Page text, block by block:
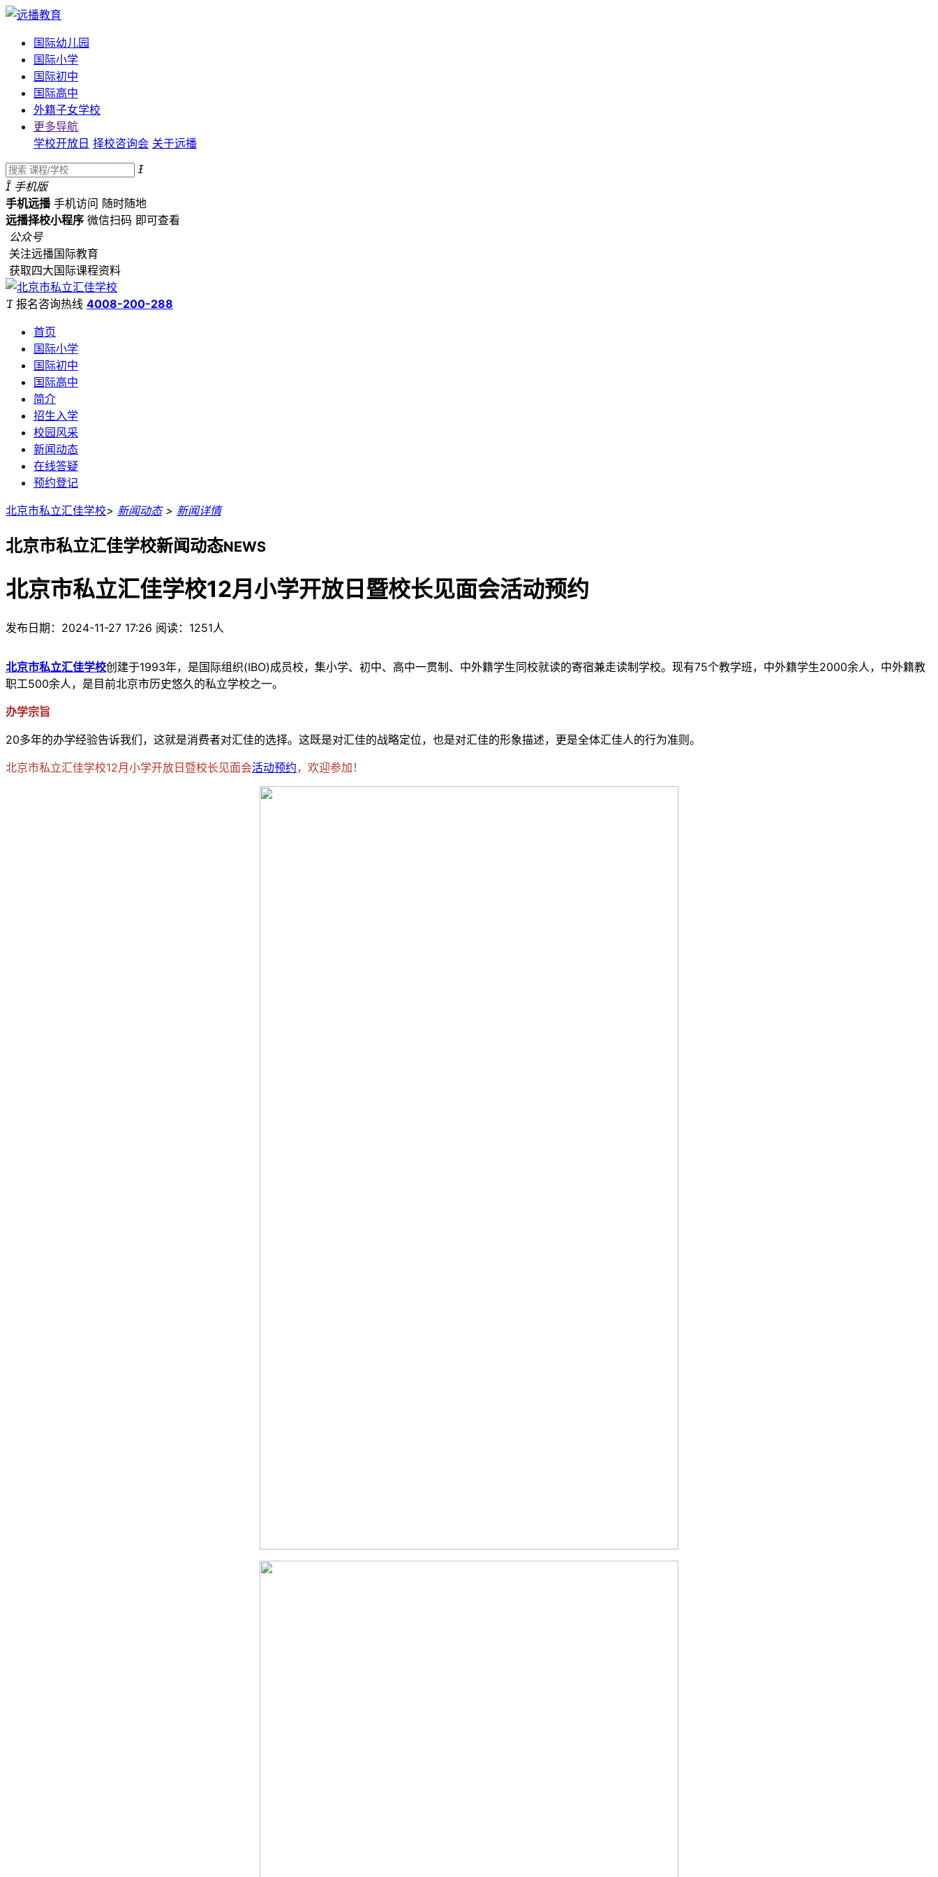
国际幼儿园
国际小学
国际初中
国际高中
外籍子女学校
更多导航
学校开放日 择校咨询会 关于远播

 手机版
手机远播 手机访问 随时随地
远播择校小程序 微信扫码 即可查看
公众号
关注远播国际教育
获取四大国际课程资料
 报名咨询热线 4008-200-288
首页
国际小学
国际初中
国际高中
简介
招生入学
校园风采
新闻动态
在线答疑
预约登记
北京市私立汇佳学校> 新闻动态 > 新闻详情
北京市私立汇佳学校新闻动态NEWS
北京市私立汇佳学校12月小学开放日暨校长见面会活动预约
发布日期：2024-11-27 17:26 阅读：1251人
北京市私立汇佳学校创建于1993年，是国际组织(IBO)成员校，集小学、初中、高中一贯制、中外籍学生同校就读的寄宿兼走读制学校。现有75个教学班，中外籍学生2000余人，中外籍教
职工500余人，是目前北京市历史悠久的私立学校之一。
办学宗旨
20多年的办学经验告诉我们，这就是消费者对汇佳的选择。这既是对汇佳的战略定位，也是对汇佳的形象描述，更是全体汇佳人的行为准则。
北京市私立汇佳学校12月小学开放日暨校长见面会活动预约，欢迎参加！